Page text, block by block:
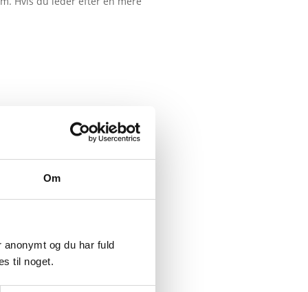
Om
og du har fuld
til noget.